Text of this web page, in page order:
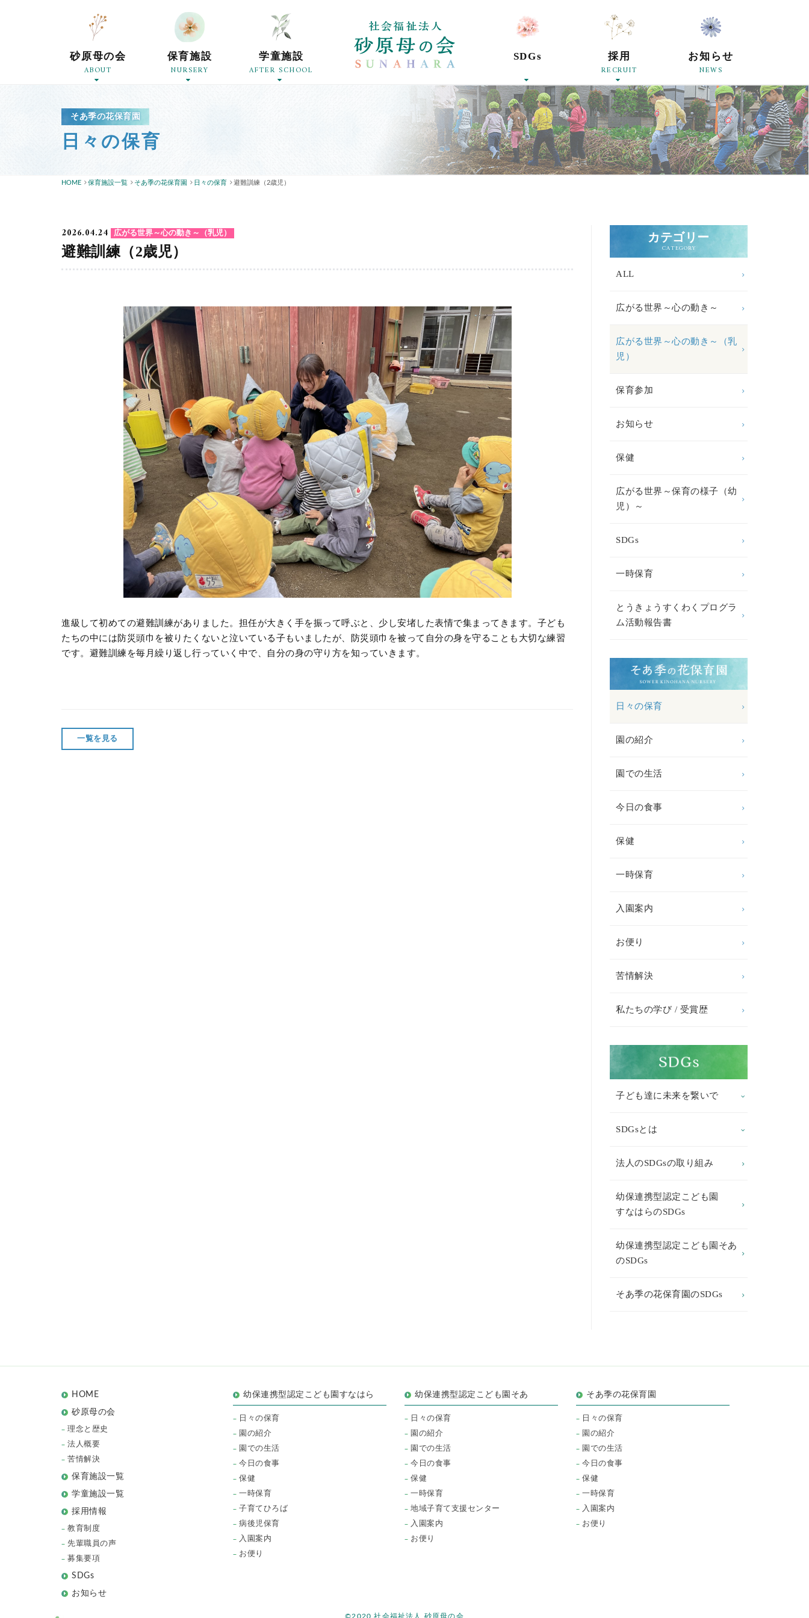
社会福祉法人砂原母の会
砂原母の会
ABOUT
保育施設
NURSERY
学童施設
AFTER SCHOOL
SDGs 採用
RECRUIT
お知らせ
NEWS
そあ季の花保育園
日々の保育
HOME 保育施設一覧 そあ季の花保育園 日々の保育 避難訓練（2歳児）
カテゴリー
CATEGORY
ALL
広がる世界～心の動き～
広がる世界～心の動き～（乳
児）
保育参加
お知らせ
保健
広がる世界～保育の様子（幼
児）～
SDGs
一時保育
とうきょうすくわくプログラ
ム活動報告書
日々の保育
園の紹介
園での生活
今日の食事
保健
一時保育
入園案内
お便り
苦情解決
私たちの学び / 受賞歴
子ども達に未来を繋いで
SDGsとは
法人のSDGsの取り組み
幼保連携型認定こども園
すなはらのSDGs
幼保連携型認定こども園そあ
のSDGs
そあ季の花保育園のSDGs
2026.04.24 広がる世界～心の動き～（乳児）
避難訓練（2歳児）
進級して初めての避難訓練がありました。担任が大きく手を振って呼ぶと、少し安堵した表情で集まってきます。子ども
たちの中には防災頭巾を被りたくないと泣いている子もいましたが、防災頭巾を被って自分の身を守ることも大切な練習
です。避難訓練を毎月繰り返し行っていく中で、自分の身の守り方を知っていきます。
一覧を見る
HOME
砂原母の会
理念と歴史
法人概要
苦情解決
保育施設一覧
学童施設一覧
採用情報
教育制度
先輩職員の声
募集要項
SDGs
お知らせ
幼保連携型認定こども園すなはら
日々の保育
園の紹介
園での生活
今日の食事
保健
一時保育
子育てひろば
病後児保育
入園案内
お便り
幼保連携型認定こども園そあ
日々の保育
園の紹介
園での生活
今日の食事
保健
一時保育
地域子育て支援センター
入園案内
お便り
そあ季の花保育園
日々の保育
園の紹介
園での生活
今日の食事
保健
一時保育
入園案内
お便り
©2020 社会福祉法人 砂原母の会